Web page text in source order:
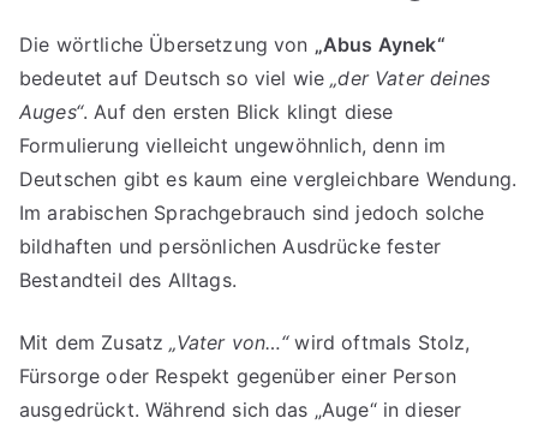
Die wörtliche Übersetzung von „Abus Aynek“
bedeutet auf Deutsch so viel wie„der Vater deines
Auges“. Auf den ersten Blick klingt diese
Formulierung vielleicht ungewöhnlich, denn im
Deutschen gibt es kaum eine vergleichbare Wendung.
Im arabischen Sprachgebrauch sind jedoch solche
bildhaften und persönlichen Ausdrücke fester
Bestandteil des Alltags.
Mit dem Zusatz„Vater von…“wird oftmals Stolz,
Fürsorge oder Respekt gegenüber einer Person
ausgedrückt. Während sich das „Auge“ in dieser